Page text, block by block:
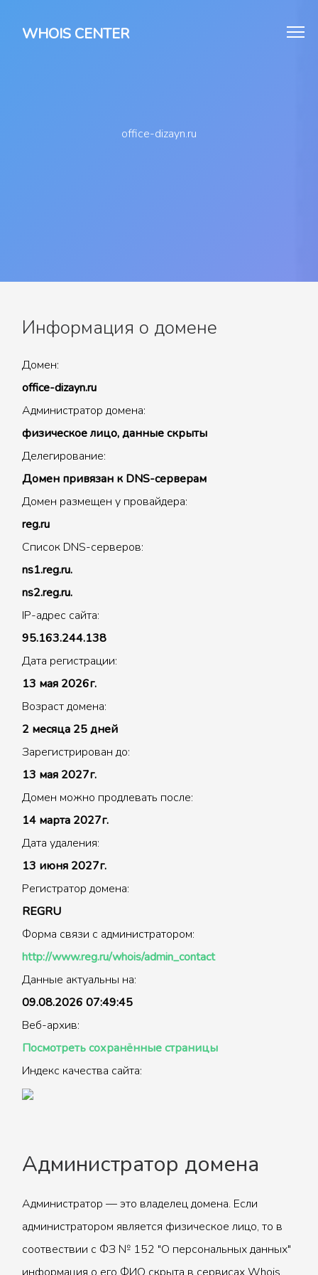
WHOIS CENTER
office-dizayn.ru
Информация о домене
Домен:
office-dizayn.ru
Администратор домена:
физическое лицо, данные скрыты
Делегирование:
Домен привязан к DNS-серверам
Домен размещен у провайдера:
reg.ru
Список DNS-серверов:
ns1.reg.ru.
ns2.reg.ru.
IP-адрес сайта:
95.163.244.138
Дата регистрации:
13 мая 2026г.
Возраст домена:
2 месяца 25 дней
Зарегистрирован до:
13 мая 2027г.
Домен можно продлевать после:
14 марта 2027г.
Дата удаления:
13 июня 2027г.
Регистратор домена:
REGRU
Форма связи с администратором:
http://www.reg.ru/whois/admin_contact
Данные актуальны на:
09.08.2026 07:49:45
Веб-архив:
Посмотреть сохранённые страницы
Индекс качества сайта:
Администратор домена
Администратор — это владелец домена. Если
администратором является физическое лицо, то в
соотвествии с ФЗ № 152 "О персональных данных"